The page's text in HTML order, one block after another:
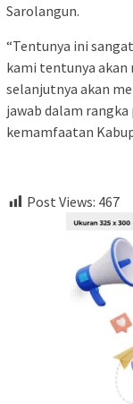
Sarolangun.
“Tentunya ini
kami tentunya
selanjutnya akan
jawab dalam
kemamfaatan
Post Views: 467